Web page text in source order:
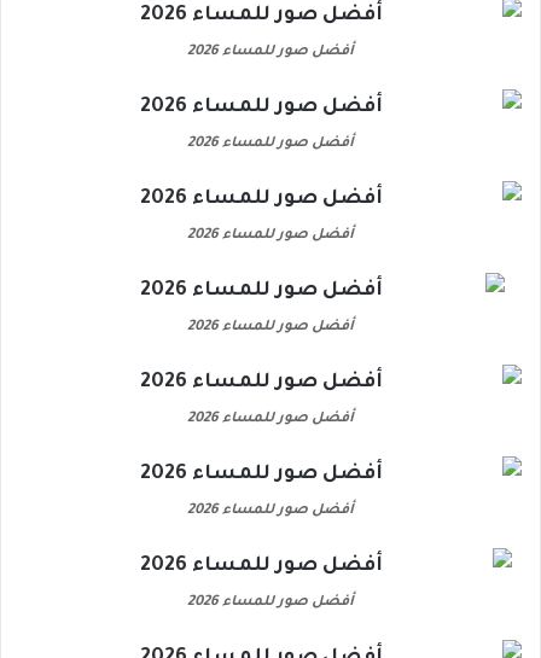
أفضل صور للمساء 2026
أفضل صور للمساء 2026
أفضل صور للمساء 2026
أفضل صور للمساء 2026
أفضل صور للمساء 2026
أفضل صور للمساء 2026
أفضل صور للمساء 2026